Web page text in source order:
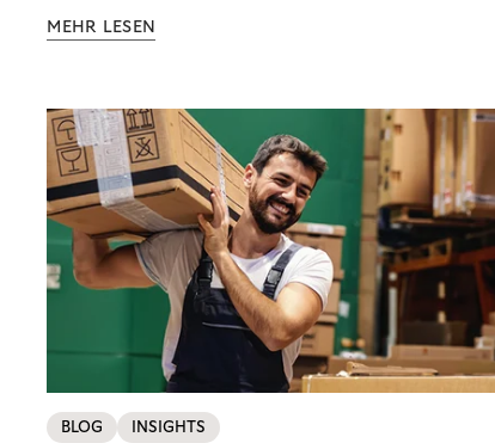
wirksam reduzieren will, braucht keine
MEHR LESEN
BLOG INSIGHTS